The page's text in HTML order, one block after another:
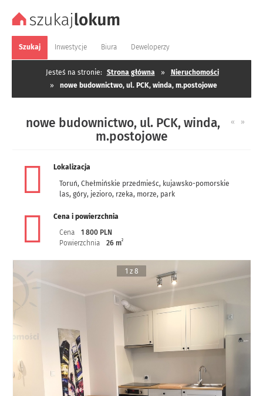
Szukaj Inwestycje Biura Deweloperzy
Jesteś na stronie: Strona główna »
Nieruchomości
»
nowe budownictwo, ul. PCK, winda, m.postojowe
« »
nowe budownictwo, ul. PCK, winda,
m.postojowe
Lokalizacja
Toruń, Chełmińskie przedmieśc, kujawsko-pomorskie
las, góry, jezioro, rzeka, morze, park
Cena i powierzchnia
Cena
1 800 PLN
Powierzchnia
26 m2
1 z 8